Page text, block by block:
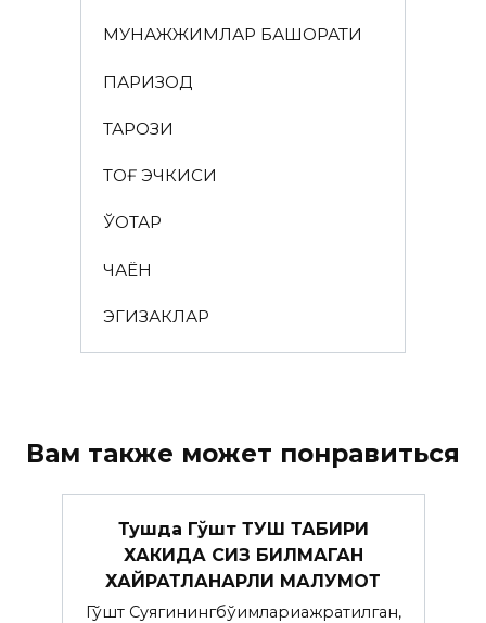
МУНАЖЖИМЛАР БАШОРАТИ
ПАРИЗОД
ТАРОЗИ
ТОҒ ЭЧКИСИ
ЎҚОТАР
ЧАЁН
ЭГИЗАКЛАР
Вам также может понравиться
Тушда Гўшт ТУШ ТАБИРИ
ХАКИДА СИЗ БИЛМАГАН
ХАЙРАТЛАНАРЛИ МАЛУМОТ
Гўшт Суягинингбўғимлариажратилган,